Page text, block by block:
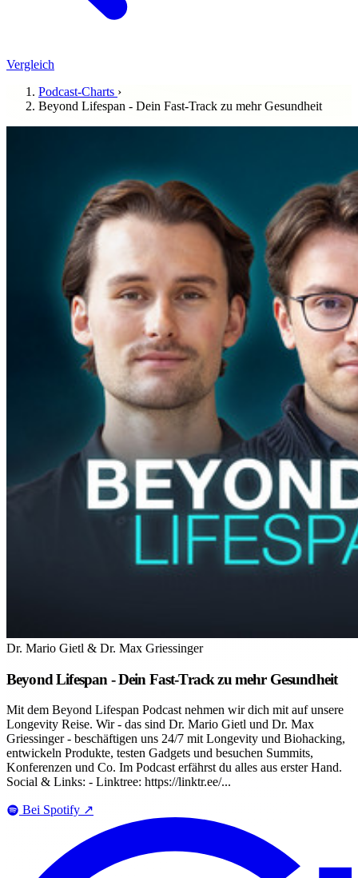
Vergleich
Podcast-Charts ›
Beyond Lifespan - Dein Fast-Track zu mehr Gesundheit
Dr. Mario Gietl & Dr. Max Griessinger
Beyond Lifespan - Dein Fast-Track zu mehr Gesundheit
Mit dem Beyond Lifespan Podcast nehmen wir dich mit auf unsere
Longevity Reise. Wir - das sind Dr. Mario Gietl und Dr. Max
Griessinger - beschäftigen uns 24/7 mit Longevity und Biohacking,
entwickeln Produkte, testen Gadgets und besuchen Summits,
Konferenzen und Co. Im Podcast erfährst du alles aus erster Hand.
Social & Links: - Linktree: https://linktr.ee/...
Bei Spotify ↗